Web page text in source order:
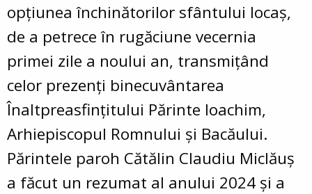
opțiunea închinătorilor sfântului locaș,
de a petrece în rugăciune vecernia
primei zile a noului an, transmițând
celor prezenți binecuvântarea
Înaltpreasfințitului Părinte Ioachim,
Arhiepiscopul Romnului și Bacăului.
Părintele paroh Cătălin Claudiu Miclăuș
a făcut un rezumat al anului 2024 și a